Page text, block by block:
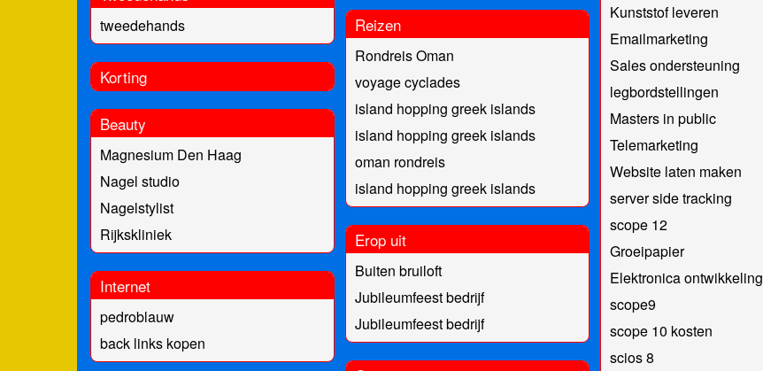
tweedehands
Korting
Beauty
Magnesium Den Haag
Nagel studio
Nagelstylist
Rijkskliniek
Internet
pedroblauw
back links kopen
Reizen
Rondreis Oman
voyage cyclades
island hopping greek islands
island hopping greek islands
oman rondreis
island hopping greek islands
Erop uit
Buiten bruiloft
Jubileumfeest bedrijf
Jubileumfeest bedrijf
Kunststof leveren
Emailmarketing
Sales ondersteuning
legbordstellingen
Masters in public
Telemarketing
Website laten maken
server side tracking
scope 12
Groeipapier
Elektronica ontwikkeling
scope9
scope 10 kosten
scios 8